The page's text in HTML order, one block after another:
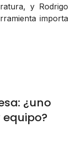
y Rodrigo
importa
¿uno